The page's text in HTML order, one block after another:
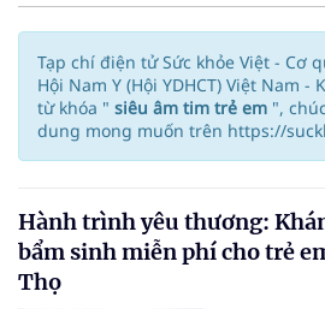
Tạp chí điện tử Sức khỏe Việt - Cơ
Hội Nam Y (Hội YDHCT) Việt Nam
từ khóa " siêu âm tim trẻ em ",
dung mong muốn trên https://
Hành trình yêu thương:
bẩm sinh miễn phí cho trẻ
Thọ